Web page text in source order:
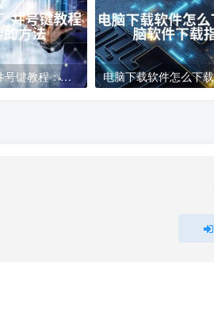
井号键怎么打_井号键教程：打出#的方法